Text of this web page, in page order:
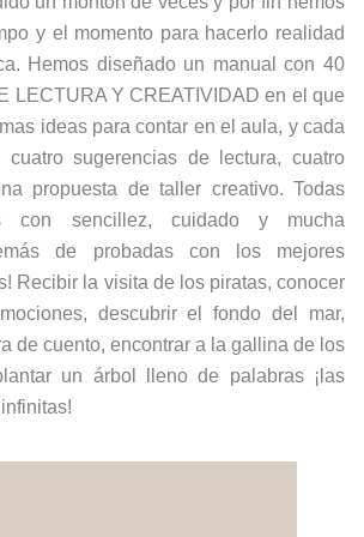
y el momento para hacerlo realidad
Hemos diseñado un manual con 40
LECTURA Y CREATIVIDAD en el que
ideas para contar en el aula, y cada
sugerencias de lectura, cuatro
propuesta de taller creativo. Todas
con sencillez, cuidado y mucha
de probadas con los mejores
Recibir la visita de los piratas, conocer
descubrir el fondo del mar,
de cuento, encontrar a la gallina de los
un árbol lleno de palabras ¡las